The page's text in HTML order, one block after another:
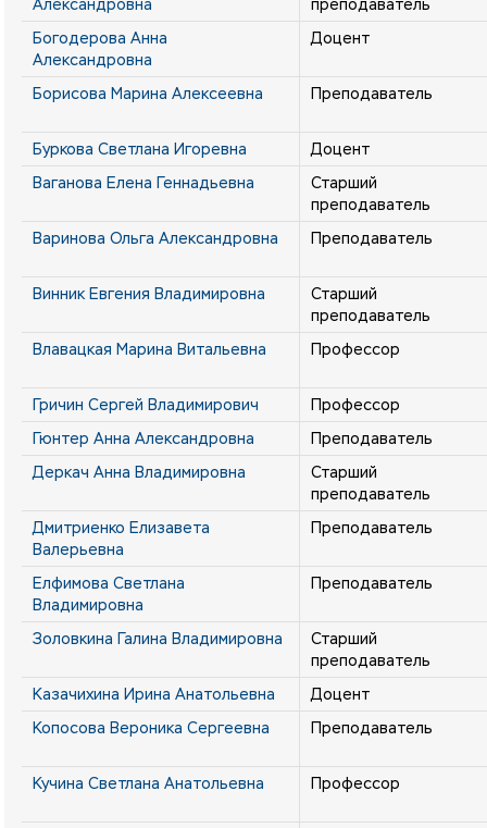
Александровна
преподаватель
Богодерова Анна
Александровна
Доцент
Борисова Марина Алексеевна Преподаватель
Буркова Светлана Игоревна
Доцент
Ваганова Елена Геннадьевна
Старший
преподаватель
Варинова Ольга Александровна
Преподаватель
Винник Евгения Владимировна
Старший
преподаватель
Влавацкая Марина Витальевна
Профессор
Гричин Сергей Владимирович
Профессор
Гюнтер Анна Александровна
Преподаватель
Деркач Анна Владимировна
Старший
преподаватель
Дмитриенко Елизавета
Валерьевна
Преподаватель
Елфимова Светлана
Владимировна
Преподаватель
Золовкина Галина Владимировна
Старший
преподаватель
Казачихина Ирина Анатольевна
Доцент
Копосова Вероника Сергеевна
Преподаватель
Кучина Светлана Анатольевна Профессор